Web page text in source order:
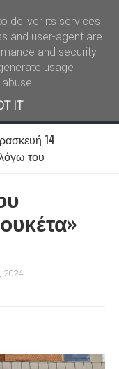
News
14
του
2024
deliver its services
and user-agent are
and security
usage
IT